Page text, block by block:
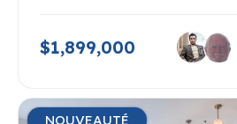
$1,899,000
NOUVEAUTÉ